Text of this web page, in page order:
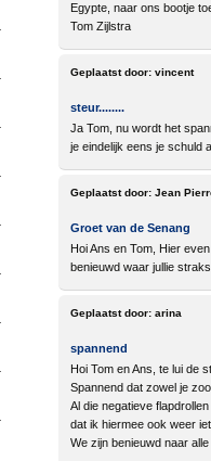
Egypte, naar ons bootje
Tom Zijlstra
Geplaatst door: vincent
steur........
Ja Tom, nu wordt het
je eindelijk eens je schuld
Geplaatst door: Jean
Groet van de Senang
Hoi Ans en Tom, Hier
benieuwd waar jullie
Geplaatst door: arina
spannend
Hoi Tom en Ans, te lui de
Spannend dat zowel je
Al die negatieve
dat ik hiermee ook weer
We zijn benieuwd naar